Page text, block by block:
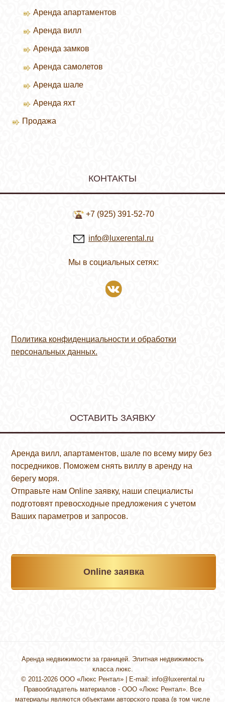
Аренда апартаментов
Зимние курорты
Летние курорты
Аренда вилл
Аренда замков
Аренда самолетов
Аренда шале
Аренда яхт
Продажа
КОНТАКТЫ
+7 (925) 391-52-70
info@luxerental.ru
Мы в социальных сетях:
Политика конфиденциальности и обработки
персональных данных.
ОСТАВИТЬ ЗАЯВКУ
Аренда вилл, апартаментов, шале по всему миру без
посредников. Поможем снять виллу в аренду на
берегу моря.
Отправьте нам Online заявку, наши специалисты
подготовят превосходные предложения с учетом
Ваших параметров и запросов.
Online заявка
Аренда недвижимости за границей. Элитная недвижимость
класса люкс.
© 2011-2026 ООО «Люкс Рентал» | E-mail: info@luxerental.ru
Правообладатель материалов - ООО «Люкс Рентал». Все
материалы являются объектами авторского права (в том числе